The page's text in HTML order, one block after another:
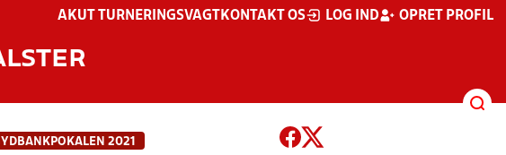
AKUT TURNERINGSVAGT KONTAKT OS LOG IND OPRET PROFIL
2021